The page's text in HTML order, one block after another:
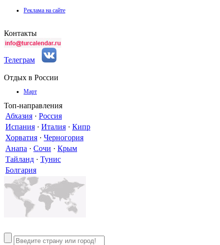
Реклама на сайте
Контакты
Телеграм
Отдых в России
Март
Топ-направления
Абхазия · Россия
Испания · Италия · Кипр
Хорватия · Черногория
Анапа · Сочи · Крым
Тайланд · Тунис
Болгария